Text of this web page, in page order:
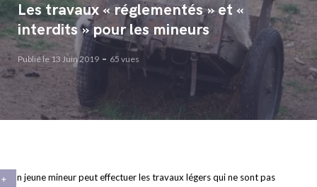
Les travaux « réglementés » et «
interdits » pour les mineurs
Publié le 13 Juin 2019 65 vues
Un jeune mineur peut effectuer les travaux légers qui ne sont pas